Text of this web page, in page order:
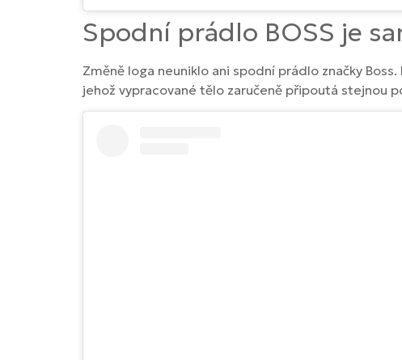
Spodní prádlo BOSS je
Změně loga neuniklo ani spodní prádlo značky
jehož vypracované tělo zaručeně připoutá stejnou